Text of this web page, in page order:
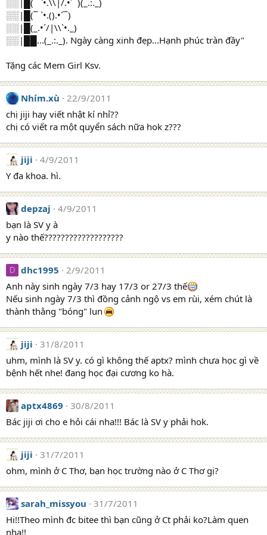
░░|█(¯ `•.\\|/.•´¯)(_.:._)
░░|█(¯ `•.().•´¯)
░░|█(_.•´/|\\`•._)
░░|██...(_.:._). Ngày càng xinh đẹp...Hạnh phúc tràn đầy"
Tặng các Mem Girl Ksv.
Nhím.xù
22/9/2011
chị jiji hay viết nhật kí nhỉ??
chị có viết ra một quyển sách nữa hok z???
jiji
4/9/2011
Y đa khoa. hì.
depzaj
4/9/2011
bạn là SV y à
y nào thế???????????????????
D dhc1995
2/9/2011
Anh này sinh ngày 7/3 hay 17/3 or 27/3 thế
Nếu sinh ngày 7/3 thì đồng cảnh ngộ vs em rùi, xém chút là
thành thằng "bóng" lun
jiji
31/8/2011
uhm, mình là SV y. có gì không thế aptx? mình chưa học gì về
bệnh hết nhe! đang học đại cương ko hà.
aptx4869
30/8/2011
Bác jiji ơi cho e hỏi cái nha!!! Bác là SV y phải hok.
jiji
31/7/2011
ohm, mình ở C Thơ, bạn học trường nào ở C Thơ gị?
sarah_missyou
31/7/2011
Hi!!Theo mình đc bitee thì bạn cũng ở Ct phải ko?Làm quen
nha!!